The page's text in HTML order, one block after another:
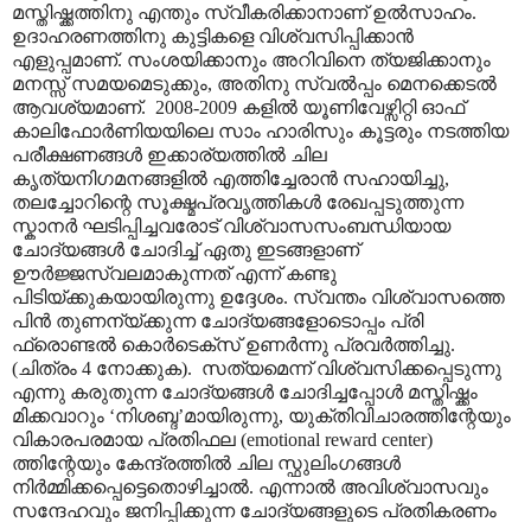
മസ്തിഷ്ക്കത്തിനു എന്തും സ്വീകരിക്കാനാണ് ഉൽസാഹം.
ഉദാഹരണത്തിനു കുട്ടികളെ വിശ്വസിപ്പിക്കാൻ
എളുപ്പമാണ്. സംശയിക്കാനും അറിവിനെ ത്യജിക്കാനും
മനസ്സ് സമയമെടുക്കും, അതിനു സ്വൽപ്പം മെനക്കെടൽ
ആവശ്യമാണ്. 2008-2009 കളിൽ യൂണിവേഴ്സിറ്റി ഓഫ്
കാലിഫോർണിയയിലെ സാം ഹാരിസും കൂട്ടരും നടത്തിയ
പരീക്ഷണങ്ങൾ ഇക്കാര്യത്തിൽ ചില
കൃത്യനിഗമനങ്ങളിൽ എത്തിച്ചേരാൻ സഹായിച്ചു,
തലച്ചോറിന്റെ സൂക്ഷ്മപ്രവൃത്തികൾ രേഖപ്പടുത്തുന്ന
സ്കാനർ ഘടിപ്പിച്ചവരോട് വിശ്വാസസംബന്ധിയായ
ചോദ്യങ്ങൾ ചോദിച്ച് ഏതു ഇടങ്ങളാണ്
ഊർജ്ജസ്വലമാകുന്നത് എന്ന് കണ്ടു
പിടിയ്ക്കുകയായിരുന്നു ഉദ്ദേശം. സ്വന്തം വിശ്വാസത്തെ
പിൻ തുണന്യ്ക്കുന്ന ചോദ്യങ്ങളോടൊപ്പം പ്രി
ഫ്രൊണ്ടൽ കൊർടെക്സ് ഉണർന്നു പ്രവർത്തിച്ചു.
(ചിത്രം 4 നോക്കുക). സത്യമെന്ന് വിശ്വസിക്കപ്പെടുന്നു
എന്നു കരുതുന്ന ചോദ്യങ്ങൾ ചോദിച്ചപ്പോൾ മസ്തിഷ്ക്കം
മിക്കവാറും ‘നിശബ്ദ’മായിരുന്നു, യുക്തിവിചാരത്തിന്റേയും
വികാരപരമായ പ്രതിഫല (emotional reward center)
ത്തിന്റേയും കേന്ദ്രത്തിൽ ചില സ്ഫുലിംഗങ്ങൾ
നിർമ്മിക്കപ്പെട്ടെതൊഴിച്ചാൽ. എന്നാൽ അവിശ്വാസവും
സന്ദേഹവും ജനിപ്പിക്കുന്ന ചോദ്യങ്ങളുടെ പ്രതികരണം